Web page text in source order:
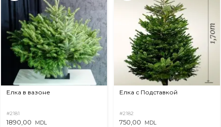
Елка в вазоне
#2181
1890,00 MDL
Елка с Подставкой
#2182
750,00 MDL